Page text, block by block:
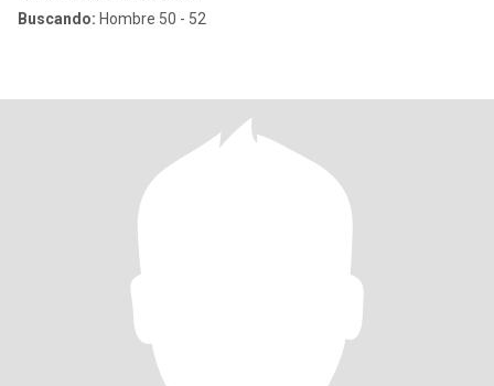
Buscando: Hombre 50 - 52